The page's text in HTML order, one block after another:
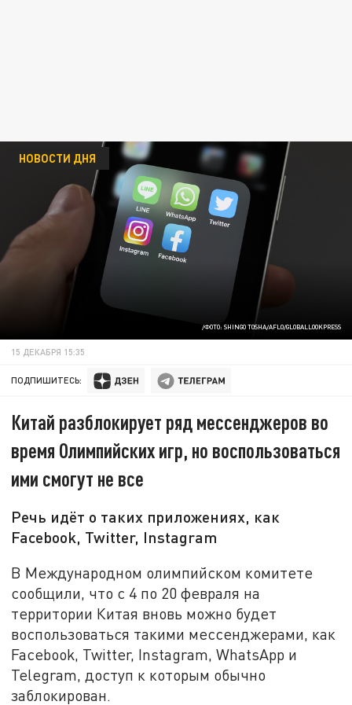
/ФОТО: SHINGO TOSHA/AFLO/GLOBALLOOKPRESS
НОВОСТИ ДНЯ
15 ДЕКАБРЯ 15:35
ПОДПИШИТЕСЬ:
Китай разблокирует ряд мессенджеров во
время Олимпийских игр, но воспользоваться
ими смогут не все
Речь идёт о таких приложениях, как
Facebook, Twitter, Instagram
В Международном олимпийском комитете
сообщили, что с 4 по 20 февраля на
территории Китая вновь можно будет
воспользоваться такими мессенджерами, как
Facebook, Twitter, Instagram, WhatsApp и
Telegram, доступ к которым обычно
заблокирован.